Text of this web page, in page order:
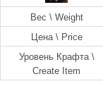
Вес \ Weight
Цена \ Price
Уровень Крафта \
Create Item